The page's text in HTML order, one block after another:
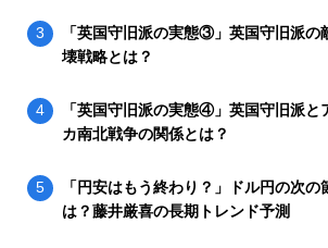
「英国守旧派の実態③」英国守旧派の
壊戦略とは？
「英国守旧派の実態④」英国守旧派と
カ南北戦争の関係とは？
「円安はもう終わり？」ドル円の次の
は？藤井厳喜の長期トレンド予測